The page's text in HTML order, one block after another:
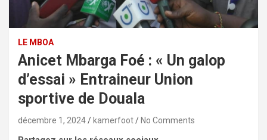
LE MBOA
Anicet Mbarga Foé : « Un galop
d’essai » Entraineur Union
sportive de Douala
décembre 1, 2024 kamerfoot No Comments